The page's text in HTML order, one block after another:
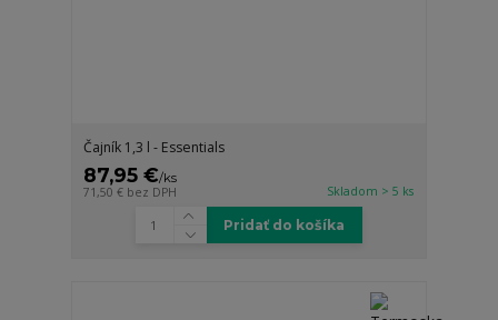
Čajník 1,3 l - Essentials
87,95 €/ks
71,50 € bez DPH Skladom > 5 ks
Pridať do košíka